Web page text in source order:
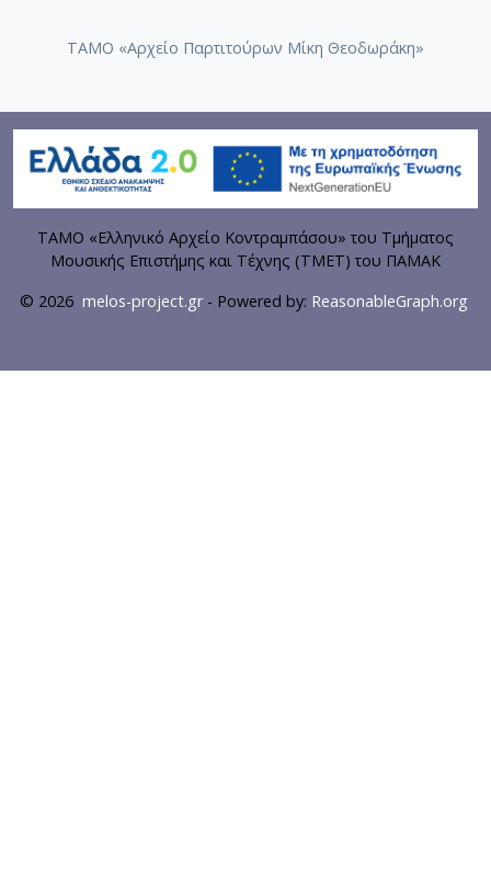
ΤΑΜΟ «Αρχείο Παρτιτούρων Μίκη Θεοδωράκη»
ΤΑΜΟ «Ελληνικό Αρχείο Κοντραμπάσου» του Τμήματος
Μουσικής Επιστήμης και Τέχνης (ΤΜΕΤ) του ΠΑΜΑΚ
© 2026 melos-project.gr- Powered by: ReasonableGraph.org